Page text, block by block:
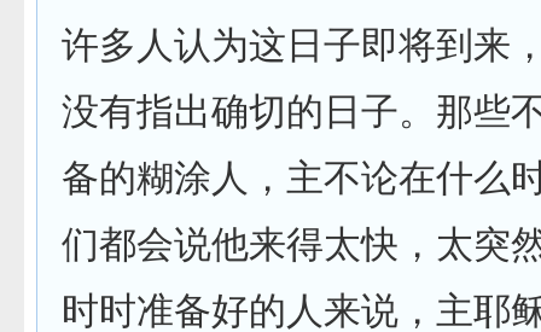
许多人认为这日子即将到来
没有指出确切的日子。那些
备的糊涂人，主不论在什么
们都会说他来得太快，太突
时时准备好的人来说，主耶